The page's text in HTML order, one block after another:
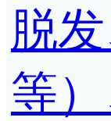
脱
等